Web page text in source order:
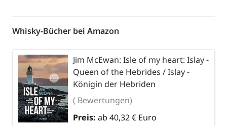
Whisky-Bücher bei Amazon
Jim McEwan: Isle of my heart: Islay -
Queen of the Hebrides / Islay -
Königin der Hebriden
( Bewertungen)
Preis: ab 40,32 € Euro